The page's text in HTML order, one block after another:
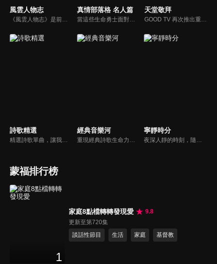
風雲人物志
《風雲人物志》是前迪士尼導演執導的名人故事系列，讓孩子從世界名人身上學會堅持夢想、永不放棄。透過每一集完整介紹，不但可以幫助小朋友看見這些名人在各領域如何奉獻一生、造福人群，還能激勵他們效法美好的品德，進一步啟發他們對傳記文學的閱讀興趣。
真情部落格 名人篇
當這些生命勇士面對自己生命中的難題時，選擇靠著信靠耶穌來勇敢勝過，這些可愛的基督徒們，願意把自己生命裡最黑暗軟弱的一面和大家分享，為的就是將來自天上那最美好的福分帶給人們，每一個有血有淚的生命見證，都是最震撼人心的蛻變，最深刻的真實。
天堂敬拜
GOOD TV 再次推出重量級音樂節目《天堂敬拜》，匯集當代知名音樂人，在敬拜水流中引領觀眾經歷神的同在。期盼觀眾收看時，神的同在降臨、聖靈充滿；透過音樂成為橋樑，讓神同在的氛圍，吸引非基督徒渴望認識神，得著救恩。
詩歌精選
精選詩歌單曲，讓我們獻上全心全人的敬拜。
經典音樂河
重現經典詩歌生命力，讓您在歌中感受上帝亙古榮耀作為和救贖大恩。
寧靜時分
夜深人靜的時刻，隨著音樂的流轉，帶領我們更深的摸著主。
蒙福排行榜
1
家庭8點檔轉轉發現愛
9.8
更新至第720集
談話性節目
生活 家庭 基督教